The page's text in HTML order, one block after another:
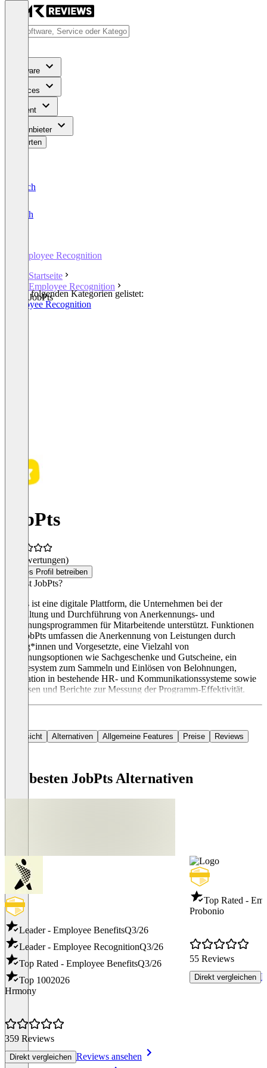
Software
Services
Content
Für Anbieter
Bewerten
Deutsch
English
Employee Recognition
Startseite
Employee Recognition
JobPts
In den folgenden Kategorien gelistet:
Employee Recognition
JobPts
(0 Bewertungen)
Dieses Profil betreiben
Was ist JobPts?
JobPts ist eine digitale Plattform, die Unternehmen bei der
Verwaltung und Durchführung von Anerkennungs- und
Belohnungsprogrammen für Mitarbeitende unterstützt. Funktionen
von JobPts umfassen die Anerkennung von Leistungen durch
Kolleg*innen und Vorgesetzte, eine Vielzahl von
Belohnungsoptionen wie Sachgeschenke und Gutscheine, ein
Punktesystem zum Sammeln und Einlösen von Belohnungen,
Integration in bestehende HR- und Kommunikationssysteme sowie
Analysen und Berichte zur Messung der Programm-Effektivität.
Übersicht Alternativen Allgemeine Features Preise Reviews
Die besten JobPts Alternativen
Leader - Employee BenefitsQ3/26
Leader - Employee RecognitionQ3/26
Top Rated - Employee BenefitsQ3/26
Top 1002026
Hrmony
359 Reviews
Direkt vergleichen Reviews ansehen
Top Rated -
Probonio
55 Reviews
Direkt vergleichen